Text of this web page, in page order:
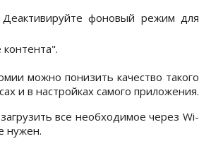
фоновый режим для
можно понизить качество такого
и в настройках самого приложения.
все необходимое через Wi-
нужен.